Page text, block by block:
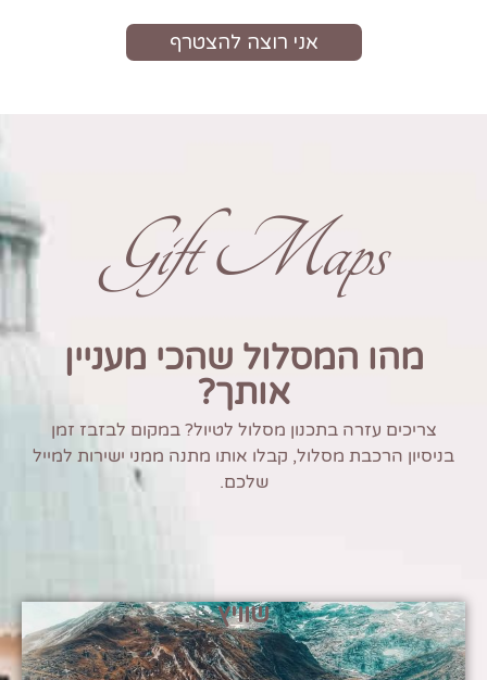
Gift Maps
מהו המסלול שהכי מעניין
אותך?
צריכים עזרה בתכנון מסלול לטיול? במקום לבזבז זמן
בניסיון הרכבת מסלול, קבלו אותו מתנה ממני ישירות למייל
שלכם.
שוויץ